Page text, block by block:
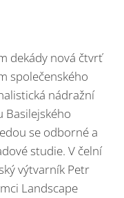
dekády nová čtvrť
společenského
nádražní
Basilejského
se odborné a
studie. V čelní
výtvarník Petr
Landscape